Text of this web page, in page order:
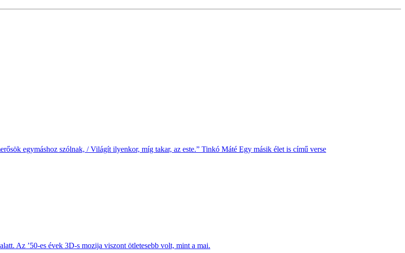
egymáshoz szólnak, / Világít ilyenkor, míg takar, az este.” Tinkó Máté Egy másik élet is című verse
Az ’50-es évek 3D-s mozija viszont ötletesebb volt, mint a mai.